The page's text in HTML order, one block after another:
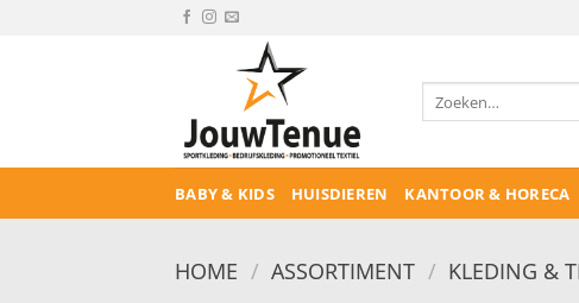
Zoeken
naar:
BABY & KIDS HUISDIEREN KANTOOR & HORECA
HOME / ASSORTIMENT / KLEDING &